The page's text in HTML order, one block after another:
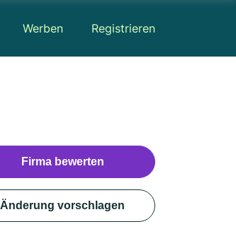
Werben Registrieren
Firma bewerten
Änderung vorschlagen